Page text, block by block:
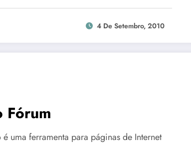
4 De Setembro, 2010
Fórum
uma ferramenta para páginas de Internet